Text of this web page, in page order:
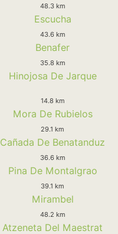
48.3 km
Escucha
43.6 km
Benafer
35.8 km
Hinojosa De Jarque
14.8 km
Mora De Rubielos
29.1 km
Cañada De Benatanduz
36.6 km
Pina De Montalgrao
39.1 km
Mirambel
48.2 km
Atzeneta Del Maestrat